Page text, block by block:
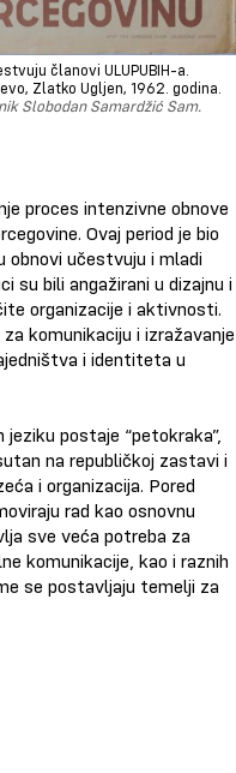
članovi ULUPUBIH-a.
Zlatko Ugljen, 1962. godina.
Slobodan Samardžić Sam.
proces intenzivne obnove
Ovaj period je bio
obnovi učestvuju i mladi
su bili angažirani u dizajnu i
organizacije i aktivnosti.
komunikaciju i izražavanje
i identiteta u
postaje “petokraka”,
na republičkoj zastavi i
i organizacija. Pored
rad kao osnovnu
sve veća potreba za
komunikacije, kao i raznih
se postavljaju temelji za